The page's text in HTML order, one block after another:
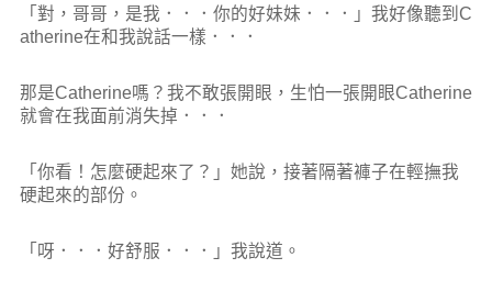
「對，哥哥，是我．．．你的好妹妹．．．」我好像聽到C
atherine在和我說話一樣．．．
那是Catherine嗎？我不敢張開眼，生怕一張開眼Catherine
就會在我面前消失掉．．．
「你看！怎麼硬起來了？」她說，接著隔著褲子在輕撫我
硬起來的部份。
「呀．．．好舒服．．．」我說道。